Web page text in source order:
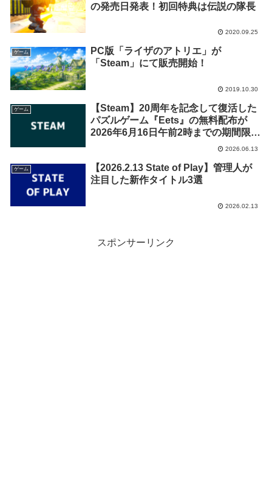
の発売日発表！初回特典は伝説の隊長
2020.09.25
ゲーム
PC版「ライザのアトリエ」が
「Steam」にて販売開始！
2019.10.30
ゲーム
【Steam】20周年を記念して復活した
パズルゲーム『Eets』の無料配布が
2026年6月16日午前2時までの期間限定
2026.06.13
ゲーム
【2026.2.13 State of Play】管理人が
注目した新作タイトル3選
2026.02.13
スポンサーリンク